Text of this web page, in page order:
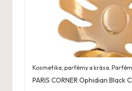
Kosmetika, parfémy a krása ,
PARIS CORNER Ophidian Black